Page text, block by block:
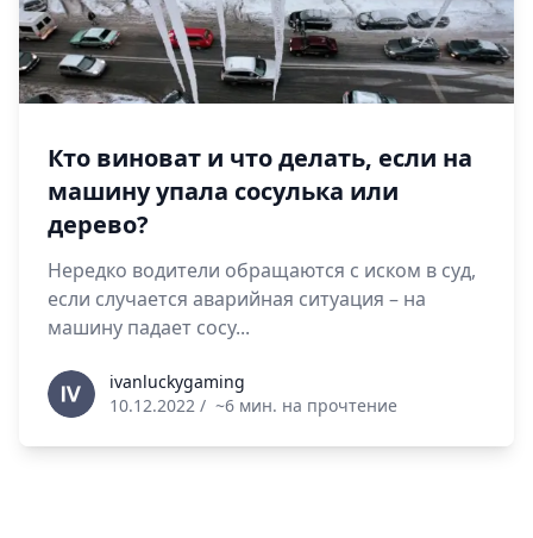
Кто виноват и что делать, если на
машину упала сосулька или
дерево?
Нередко водители обращаются с иском в суд,
если случается аварийная ситуация – на
машину падает сосу...
ivanluckygaming
ivanluckygaming
10.12.2022 / ~6 мин. на прочтение